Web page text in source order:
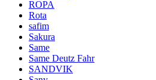
ROPA
Rota
safim
Sakura
Same
Same Deutz Fahr
SANDVIK